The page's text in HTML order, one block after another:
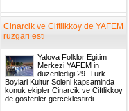
Cinarcik ve Ciftlikkoy de YAFEM
ruzgari esti
Yalova Folklor Egitim
Merkezi YAFEM in
duzenledigi 29. Turk
Boylari Kultur Soleni kapsaminda
konuk ekipler Cinarcik ve Ciftlikkoy
de gosteriler gerceklestirdi.